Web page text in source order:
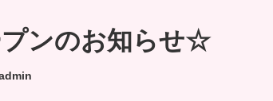
ンのお知らせ☆